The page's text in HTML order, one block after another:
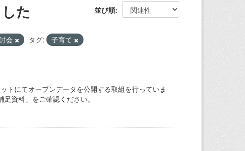
並び順
た
会 タグ: 子育て
トにてオープンデータを公開する取組を行っていま
資料」をご確認ください。